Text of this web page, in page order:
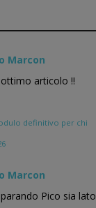
Marcon
articolo !!
definitivo per chi
Marcon
Pico sia lato